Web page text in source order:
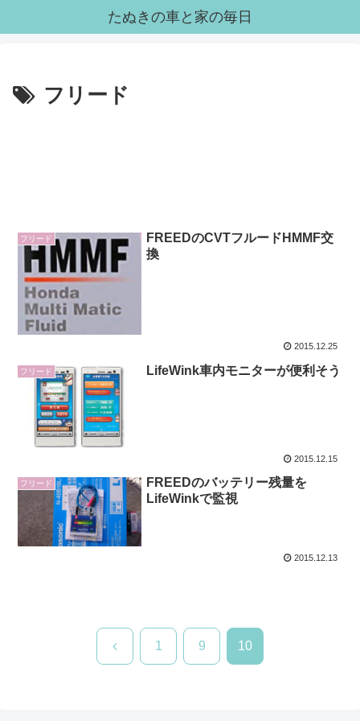
たぬきの車と家の毎日
フリード
フリード
FREEDのCVTフルードHMMF交
換
2015.12.25
フリード LifeWink車内モニターが便利そう
2015.12.15
フリード
FREEDのバッテリー残量を
LifeWinkで監視
2015.12.13
前 1 9 10